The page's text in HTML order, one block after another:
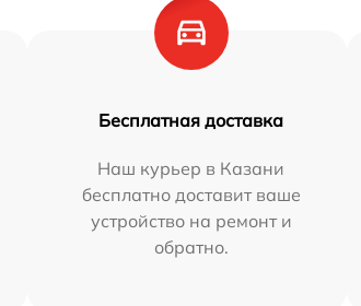
Бесплатная доставка
Наш курьер в Казани
бесплатно доставит ваше
устройство на ремонт и
обратно.